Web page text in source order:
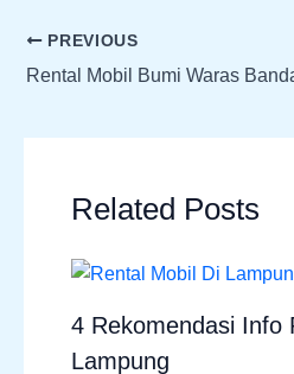
PREVIOUS
Related Posts
4 Rekomendasi Info
Lampung